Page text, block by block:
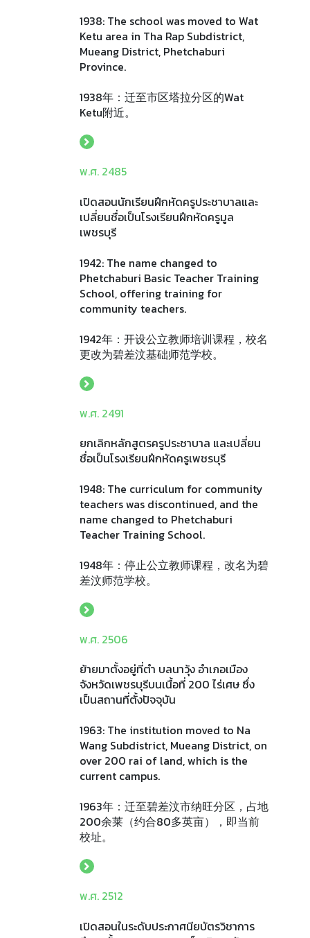
1938: The school was moved to Wat
Ketu area in Tha Rap Subdistrict,
Mueang District, Phetchaburi
Province.
1938年：迁至市区塔拉分区的Wat
Ketu附近。
พ.ศ. 2485
เปิดสอนนักเรียนฝึกหัดครูประชาบาลและ
เปลี่ยนชื่อเป็นโรงเรียนฝึกหัดครูมูล
เพชรบุรี
1942: The name changed to
Phetchaburi Basic Teacher Training
School, offering training for
community teachers.
1942年：开设公立教师培训课程，校名
更改为碧差汶基础师范学校。
พ.ศ. 2491
ยกเลิกหลักสูตรครูประชาบาล และเปลี่ยน
ชื่อเป็นโรงเรียนฝึกหัดครูเพชรบุรี
1948: The curriculum for community
teachers was discontinued, and the
name changed to Phetchaburi
Teacher Training School.
1948年：停止公立教师课程，改名为碧
差汶师范学校。
พ.ศ. 2506
ย้ายมาตั้งอยู่ที่ตำ บลนาวุ้ง อำเภอเมือง
จังหวัดเพชรบุรีบนเนื้อที่ 200 ไร่เศษ ซึ่ง
เป็นสถานที่ตั้งปัจจุบัน
1963: The institution moved to Na
Wang Subdistrict, Mueang District, on
over 200 rai of land, which is the
current campus.
1963年：迁至碧差汶市纳旺分区，占地
200余莱（约合80多英亩），即当前
校址。
พ.ศ. 2512
เปิดสอนในระดับประกาศนียบัตรวิชาการ